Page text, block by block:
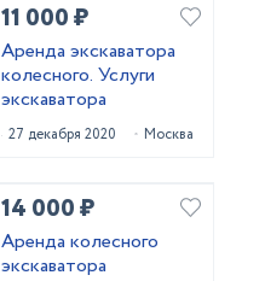
11 000 ₽
Аренда экскаватора
колесного. Услуги
экскаватора
27 декабря 2020 Москва
14 000 ₽
Аренда колесного
экскаватора